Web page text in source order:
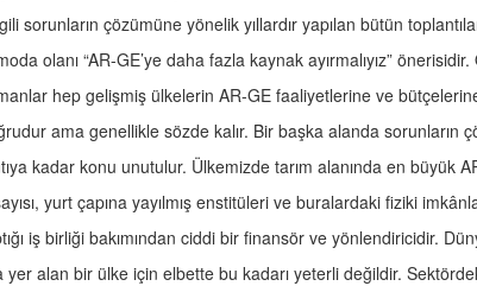
sorunların çözümüne yönelik yıllardır yapılan bütün
olanı “AR-GE’ye daha fazla kaynak ayırmalıyız”
hep gelişmiş ülkelerin AR-GE faaliyetlerine ve
ama genellikle sözde kalır. Bir başka alanda sorunların
kadar konu unutulur. Ülkemizde tarım alanında en büyük
yurt çapına yayılmış enstitüleri ve buralardaki fiziki
iş birliği bakımından ciddi bir finansör ve yönlendiricidir.
yer alan bir ülke için elbette bu kadarı yeterli değildir.